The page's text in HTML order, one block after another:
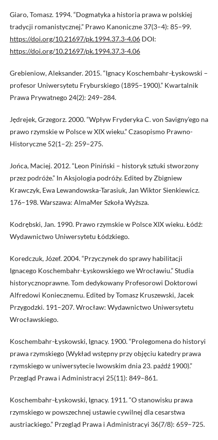
Giaro, Tomasz. 1994. “Dogmatyka a historia prawa w polskiej
tradycji romanistycznej.” Prawo Kanoniczne 37(3–4): 85–99.
https://doi.org/10.21697/pk.1994.37.3-4.06 DOI:
https://doi.org/10.21697/pk.1994.37.3-4.06
Grebieniow, Aleksander. 2015. “Ignacy Koschembahr-Łyskowski –
profesor Uniwersytetu Fryburskiego (1895–1900).” Kwartalnik
Prawa Prywatnego 24(2): 249–284.
Jędrejek, Grzegorz. 2000. “Wpływ Fryderyka C. von Savigny’ego na
prawo rzymskie w Polsce w XIX wieku.” Czasopismo Prawno-
Historyczne 52(1–2): 259–275.
Jońca, Maciej. 2012. “Leon Piniński – historyk sztuki stworzony
przez podróże.” In Aksjologia podróży. Edited by Zbigniew
Krawczyk, Ewa Lewandowska-Tarasiuk, Jan Wiktor Sienkiewicz.
176–198. Warszawa: AlmaMer Szkoła Wyższa.
Kodrębski, Jan. 1990. Prawo rzymskie w Polsce XIX wieku. Łódź:
Wydawnictwo Uniwersytetu Łódzkiego.
Koredczuk, Józef. 2004. “Przyczynek do sprawy habilitacji
Ignacego Koschembahr-Łyskowskiego we Wrocławiu.” Studia
historycznoprawne. Tom dedykowany Profesorowi Doktorowi
Alfredowi Koniecznemu. Edited by Tomasz Kruszewski, Jacek
Przygodzki. 191–207. Wrocław: Wydawnictwo Uniwersytetu
Wrocławskiego.
Koschembahr-Łyskowski, Ignacy. 1900. “Prolegomena do historyi
prawa rzymskiego (Wykład wstępny przy objęciu katedry prawa
rzymskiego w uniwersytecie lwowskim dnia 23. paźdź 1900).”
Przegląd Prawa i Administracyi 25(11): 849–861.
Koschembahr-Łyskowski, Ignacy. 1911. “O stanowisku prawa
rzymskiego w powszechnej ustawie cywilnej dla cesarstwa
austriackiego.” Przegląd Prawa i Administracyi 36(7/8): 659–725.